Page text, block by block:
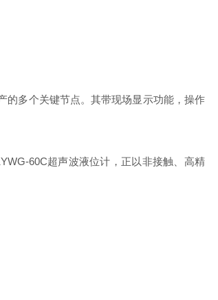
的多个关键节点。其带现场显示功能，操作
60C超声波液位计，正以非接触、高精